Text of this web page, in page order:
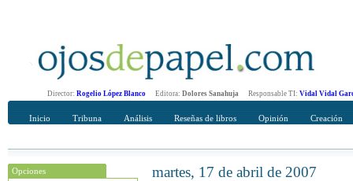
Director: Rogelio López Blanco Editora: Dolores Sanahuja Responsable TI: Vidal Vidal
Inicio Tribuna Análisis Reseñas de libros Opinión Creación
Opciones
Recomendar
martes, 17 de abril de 2007